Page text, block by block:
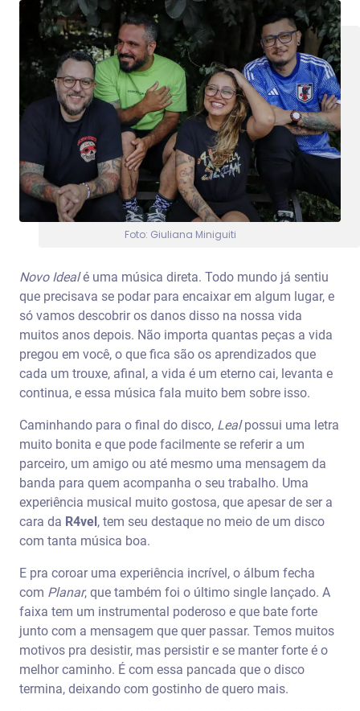
Foto: Giuliana Miniguiti
Novo Idealé uma música direta. Todo mundo já sentiu
que precisava se podar para encaixar em algum lugar, e
só vamos descobrir os danos disso na nossa vida
muitos anos depois. Não importa quantas peças a vida
pregou em você, o que fica são os aprendizados que
cada um trouxe, afinal, a vida é um eterno cai, levanta e
continua, e essa música fala muito bem sobre isso.
Caminhando para o final do disco, Lealpossui uma letra
muito bonita e que pode facilmente se referir a um
parceiro, um amigo ou até mesmo uma mensagem da
banda para quem acompanha o seu trabalho. Uma
experiência musical muito gostosa, que apesar de ser a
cara da R4vel, tem seu destaque no meio de um disco
com tanta música boa.
E pra coroar uma experiência incrível, o álbum fecha
com Planar, que também foi o último single lançado. A
faixa tem um instrumental poderoso e que bate forte
junto com a mensagem que quer passar. Temos muitos
motivos pra desistir, mas persistir e se manter forte é o
melhor caminho. É com essa pancada que o disco
termina, deixando com gostinho de quero mais.